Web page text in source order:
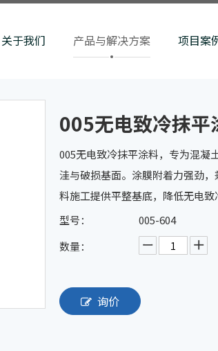
关于我们 产品与解决方案 项目案
005无电致冷抹
005无电致冷抹平涂料，专为混凝
洼与破损基面。涂膜附着力强劲
料施工提供平整基底，降低无电致
型号：
005-604
数量：
询价